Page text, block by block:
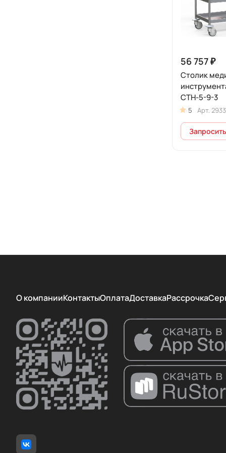
56 757 ₽
Столик
СТН-5-9-3
5 Арт. 2933
О компанииКонтактыОплатаДоставкаРассрочка